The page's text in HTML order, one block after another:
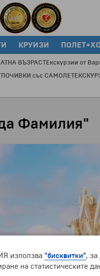
КРУИЗИ
ВЪЗРАСТЕкскурзии от
ПОЧИВКИ със САМОЛЕТ
Фамилия"
използва "бисквитки",
на статистическите